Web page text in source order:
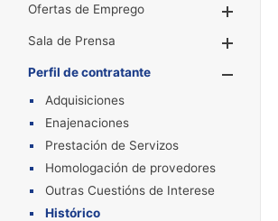
Ofertas de Emprego
Sala de Prensa
Perfil de contratante
Adquisiciones
Enajenaciones
Prestación de Servizos
Homologación de provedores
Outras Cuestións de Interese
Histórico